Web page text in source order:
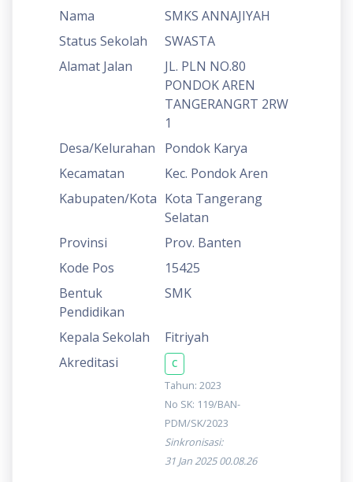
Nama
SMKS ANNAJIYAH
Status Sekolah
SWASTA
Alamat Jalan
JL. PLN NO.80
PONDOK AREN
TANGERANGRT 2RW
1
Desa/Kelurahan
Pondok Karya
Kecamatan
Kec. Pondok Aren
Kabupaten/Kota Kota Tangerang
Selatan
Provinsi
Prov. Banten
Kode Pos
15425
Bentuk
Pendidikan
SMK
Kepala Sekolah
Fitriyah
Akreditasi
C
Tahun: 2023
No SK: 119/BAN-
PDM/SK/2023
Sinkronisasi:
31 Jan 2025 00.08.26